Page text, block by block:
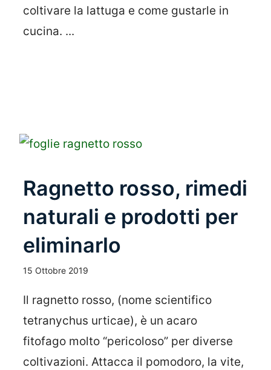
coltivare la lattuga e come gustarle in
cucina. ...
Ragnetto rosso, rimedi
naturali e prodotti per
eliminarlo
15 Ottobre 2019
Il ragnetto rosso, (nome scientifico
tetranychus urticae), è un acaro
fitofago molto “pericoloso” per diverse
coltivazioni. Attacca il pomodoro, la vite,